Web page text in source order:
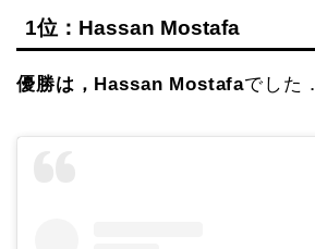
1位：Hassan Mostafa
優勝は，Hassan Mostafaでした．